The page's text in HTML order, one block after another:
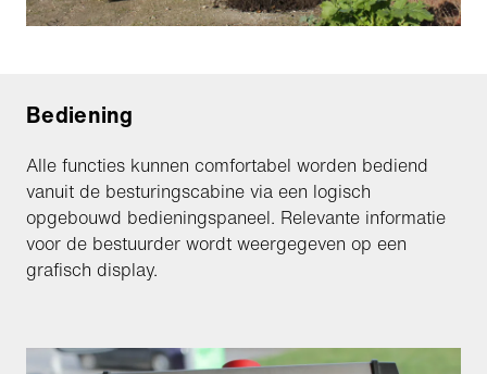
Bediening
Alle functies kunnen comfortabel worden bediend
vanuit de besturingscabine via een logisch
opgebouwd bedieningspaneel. Relevante informatie
voor de bestuurder wordt weergegeven op een
grafisch display.